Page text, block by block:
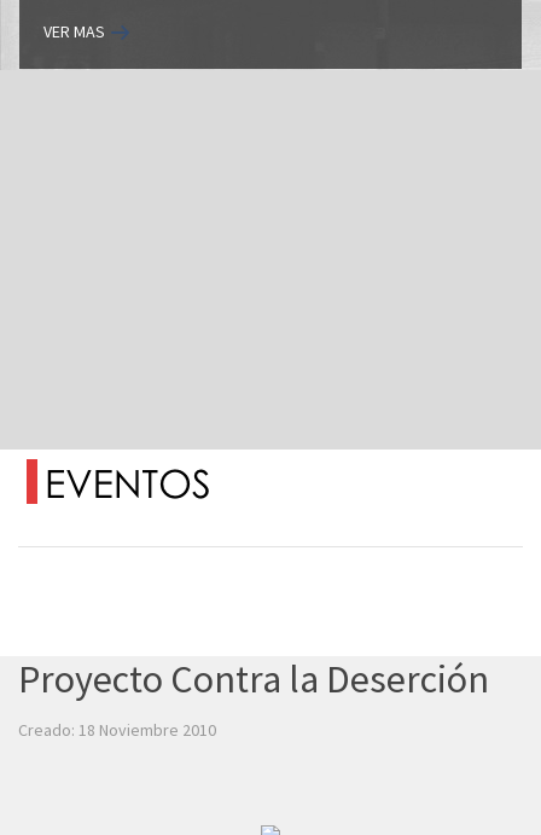
VER MAS
Proyecto Contra la Deserción
Creado: 18 Noviembre 2010